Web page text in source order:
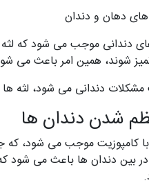
های دهان و دندان
دندانی موجب می شود که
شوند، همین امر باعث می
دندانی می شود، لثه ها
شدن دندان ها
کامپوزیت موجب می شود، که
دندان ها باعث می شود که